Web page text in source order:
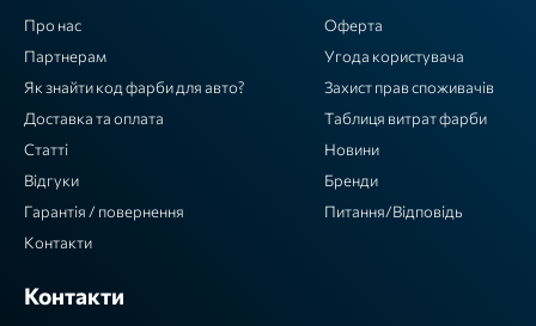
Про нас
Партнерам
Як знайти код фарби для авто?
Доставка та оплата
Статті
Відгуки
Гарантія / повернення
Контакти
Оферта
Угода користувача
Захист прав споживачів
Таблиця витрат фарби
Новини
Бренди
Питання/Відповідь
Контакти